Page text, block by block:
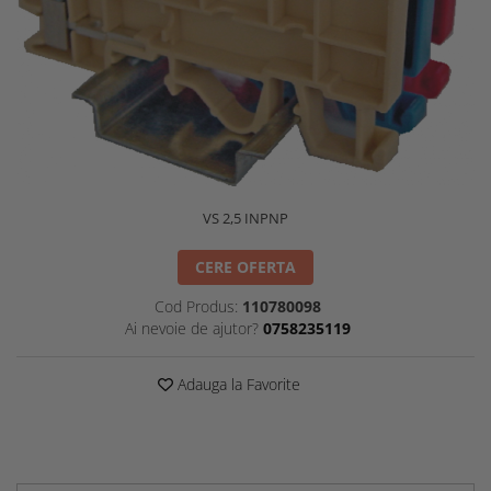
VS 2,5 INPNP
CERE OFERTA
Cod Produs: 110780098
Ai nevoie de ajutor? 0758235119
Adauga la Favorite